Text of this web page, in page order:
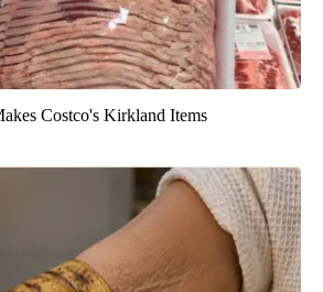
Costco's Kirkland Items